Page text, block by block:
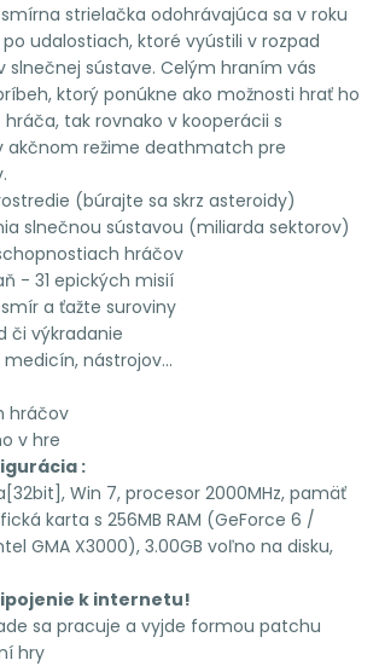
strielačka odohrávajúca sa v roku
po udalostiach, ktoré vyústili v rozpad
slnečnej sústave. Celým hraním vás
ktorý ponúkne ako možnosti hrať ho
tak rovnako v kooperácii s
akčnom režime deathmatch pre
(búrajte sa skrz asteroidy)
slnečnou sústavou (miliarda sektorov)
hráčov
- 31 epických misií
a ťažte suroviny
či výkradanie
nástrojov...
hráčov
v hre
:
Win 7, procesor 2000MHz, pamäť
karta s 256MB RAM (GeForce 6 /
GMA X3000), 3.00GB voľno na disku,
k internetu!
sa pracuje a vyjde formou patchu
hry